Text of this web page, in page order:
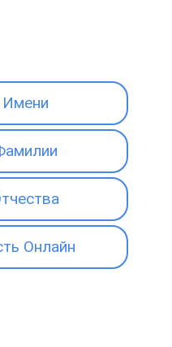
Имени
Онлайн